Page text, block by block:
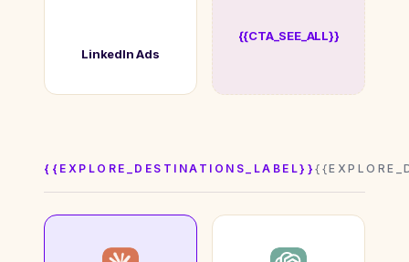
LinkedIn Ads
{{CTA_SEE_ALL}}
{{EXPLORE_DESTINATIONS_LABEL}}